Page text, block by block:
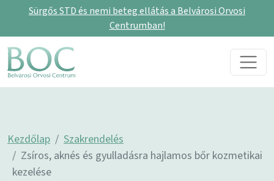
Sürgős STD és nemi beteg ellátás a Belvárosi Orvosi
Centrumban!
Skip to content
Main Navigation
Kezdőlap
Szakrendelés
Zsíros, aknés és gyulladásra hajlamos bőr kozmetikai
kezelése